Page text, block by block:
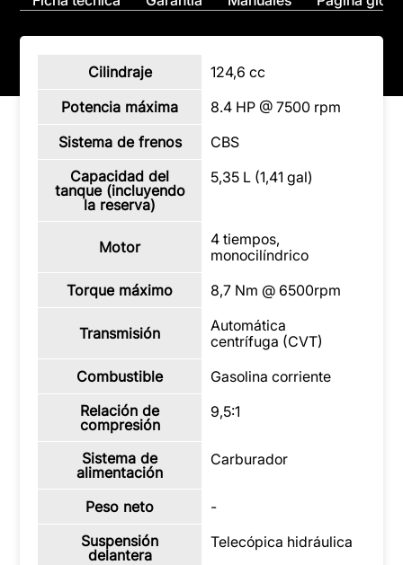
Cilindraje
124,6 cc
Potencia máxima
8.4 HP @ 7500 rpm
Sistema de frenos
CBS
Capacidad del
tanque (incluyendo
la reserva)
5,35 L (1,41 gal)
Motor
4 tiempos,
monocilíndrico
Torque máximo
8,7 Nm @ 6500rpm
Transmisión
Automática
centrífuga (CVT)
Combustible
Gasolina corriente
Relación de
compresión
9,5:1
Sistema de
alimentación
Carburador
Peso neto
-
Suspensión
delantera
Telecópica hidráulica